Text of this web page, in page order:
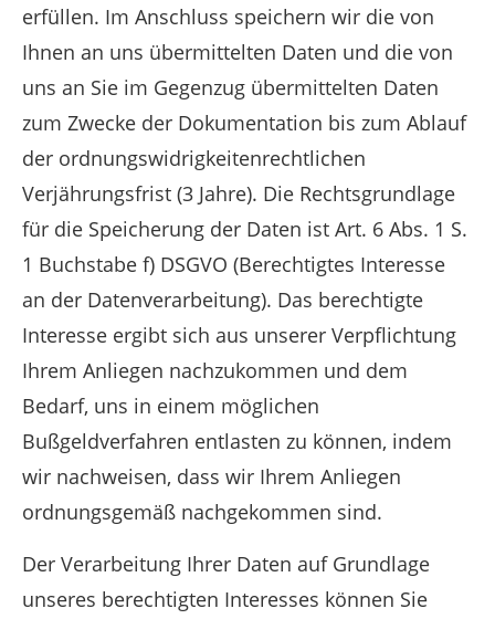
erfüllen. Im Anschluss speichern wir die von
Ihnen an uns übermittelten Daten und die von
uns an Sie im Gegenzug übermittelten Daten
zum Zwecke der Dokumentation bis zum Ablauf
der ordnungswidrigkeitenrechtlichen
Verjährungsfrist (3 Jahre). Die Rechtsgrundlage
für die Speicherung der Daten ist Art. 6 Abs. 1 S.
1 Buchstabe f) DSGVO (Berechtigtes Interesse
an der Datenverarbeitung). Das berechtigte
Interesse ergibt sich aus unserer Verpflichtung
Ihrem Anliegen nachzukommen und dem
Bedarf, uns in einem möglichen
Bußgeldverfahren entlasten zu können, indem
wir nachweisen, dass wir Ihrem Anliegen
ordnungsgemäß nachgekommen sind.
Der Verarbeitung Ihrer Daten auf Grundlage
unseres berechtigten Interesses können Sie